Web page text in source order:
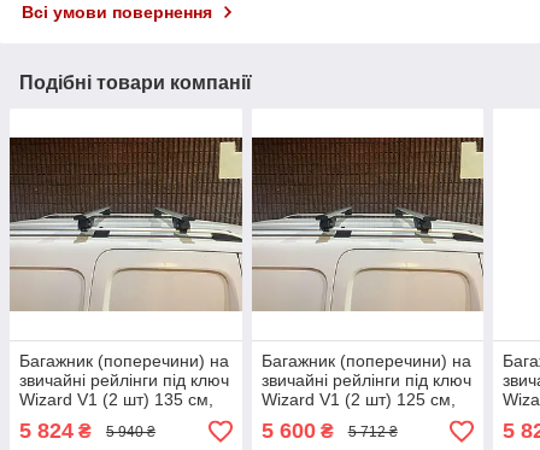
Всі умови повернення
Подібні товари компанії
Багажник (поперечини) на
звичайні рейлінги під ключ
Wizard V1 (2 шт) 135 см,
Чорний для Volkswagen
Touareg 2010-2018 рр
5 824 ₴ 5 940 ₴
Багажник (поперечини) на
звичайні рейлінги під ключ
Wizard V1 (2 шт) 125 см,
Чорний для Volkswagen
Amarok 2010-2022 рр
5 600₴ 5 712 ₴ 5